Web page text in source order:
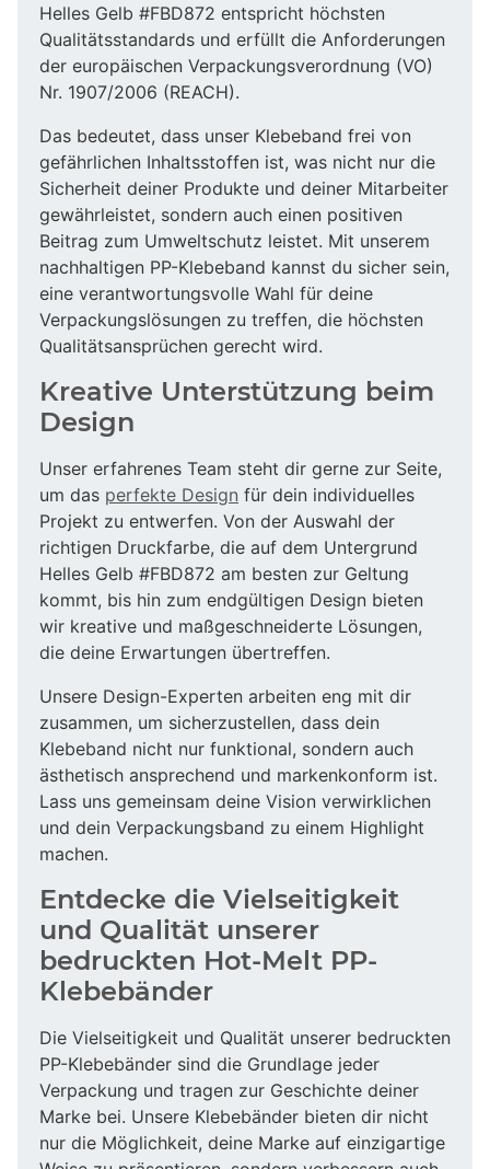
Helles Gelb #FBD872 entspricht höchsten
Qualitätsstandards und erfüllt die Anforderungen
der europäischen Verpackungsverordnung (VO)
Nr. 1907/2006 (REACH).
Das bedeutet, dass unser Klebeband frei von
gefährlichen Inhaltsstoffen ist, was nicht nur die
Sicherheit deiner Produkte und deiner Mitarbeiter
gewährleistet, sondern auch einen positiven
Beitrag zum Umweltschutz leistet. Mit unserem
nachhaltigen PP-Klebeband kannst du sicher sein,
eine verantwortungsvolle Wahl für deine
Verpackungslösungen zu treffen, die höchsten
Qualitätsansprüchen gerecht wird.
Kreative Unterstützung beim
Design
Unser erfahrenes Team steht dir gerne zur Seite,
um das perfekte Design für dein individuelles
Projekt zu entwerfen. Von der Auswahl der
richtigen Druckfarbe, die auf dem Untergrund
Helles Gelb #FBD872 am besten zur Geltung
kommt, bis hin zum endgültigen Design bieten
wir kreative und maßgeschneiderte Lösungen,
die deine Erwartungen übertreffen.
Unsere Design-Experten arbeiten eng mit dir
zusammen, um sicherzustellen, dass dein
Klebeband nicht nur funktional, sondern auch
ästhetisch ansprechend und markenkonform ist.
Lass uns gemeinsam deine Vision verwirklichen
und dein Verpackungsband zu einem Highlight
machen.
Entdecke die Vielseitigkeit
und Qualität unserer
bedruckten Hot-Melt PP-
Klebebänder
Die Vielseitigkeit und Qualität unserer bedruckten
PP-Klebebänder sind die Grundlage jeder
Verpackung und tragen zur Geschichte deiner
Marke bei. Unsere Klebebänder bieten dir nicht
nur die Möglichkeit, deine Marke auf einzigartige